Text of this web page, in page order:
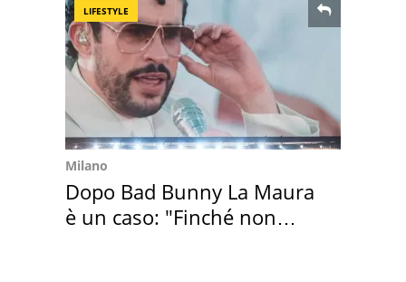
LIFESTYLE
Milano
Dopo Bad Bunny La Maura
è un caso: "Finché non